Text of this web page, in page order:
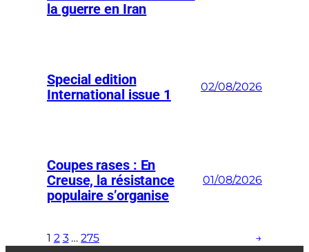
la guerre en Iran
Special edition
International issue 1
02/08/2026
Coupes rases : En
Creuse, la résistance
populaire s’organise
01/08/2026
1 2 3 … 275 →